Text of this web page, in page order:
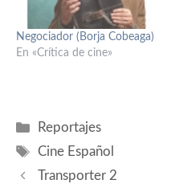
González), Kike Díaz de
Rada (Lesaca), Leire Ucha
(Olatz), Iñaki Font (Iraultza),
Paul Zubillaga (Paco), Iñake
Negociador (Borja Cobeaga)
En «Crítica de cine»
Categorías
Reportajes
Etiquetas
Cine Español
Transporter 2